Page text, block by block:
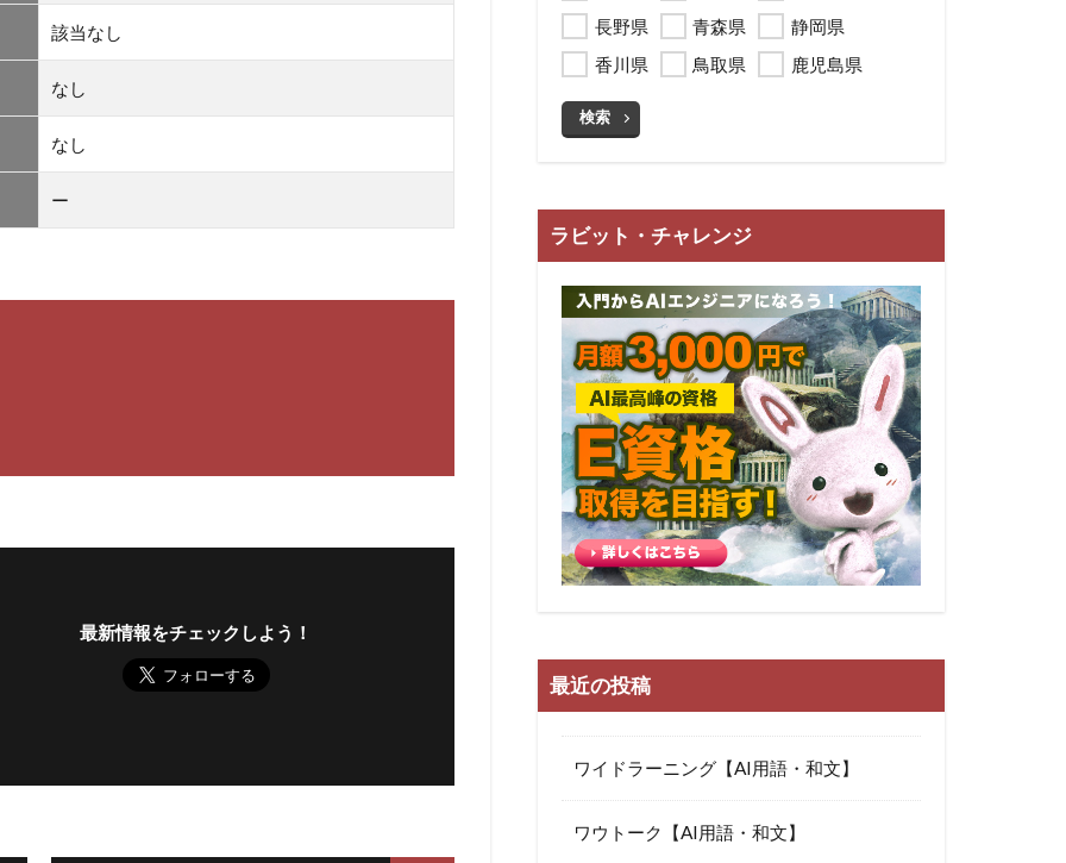
該当なし
なし
なし
ー
最新情報をチェックしよう！
長野県
青森県
静岡県
香川県
鳥取県 鹿児島県
検索
ラビット・チャレンジ
最近の投稿
ワイドラーニング【AI用語・和文】
ワウトーク【AI用語・和文】